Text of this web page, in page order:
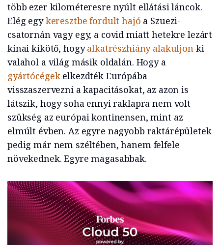
több ezer kilométeresre nyúlt ellátási láncok.
Elég egykeresztbe fordult hajó a Szuezi-
csatornán vagy egy, a covid miatt hetekre lezárt
kínai kikötő, hogyalkatrészhiány alakuljonki
valahol a világ másik oldalán. Hogy a
gyártócégek elkezdték Európába
visszaszervezni a kapacitásokat, az azon is
látszik, hogy soha ennyi raklapra nem volt
szükség az európai kontinensen, mint az
elmúlt évben. Az egyre nagyobb raktárépületek
pedig már nem széltében, hanem felfele
növekednek. Egyre magasabbak.